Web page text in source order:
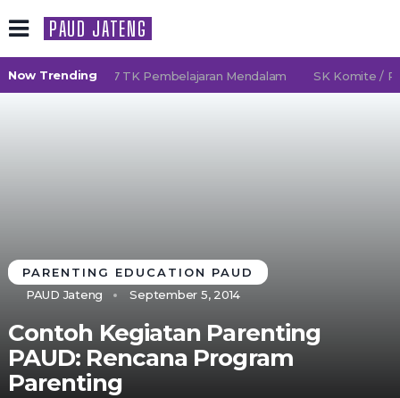
PAUD JATENG
Now Trending
PAUD 2026/2027 TK Pembelajaran Mendalam SK Komite /
PARENTING EDUCATION PAUD
PAUD Jateng
September 5, 2014
Contoh Kegiatan Parenting
PAUD: Rencana Program
Parenting